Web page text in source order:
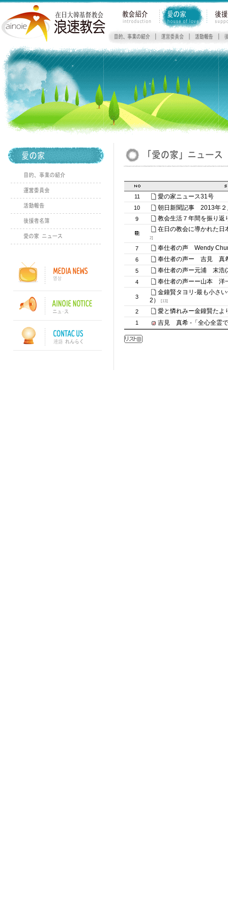
11 愛の家ニュース31号
10 朝日新聞記事 2013年
9
教会生活７年間を振り返
在日の教会に導かれた
2]
7 奉仕者の声 Wendy
6 奉仕者の声ー 吉見 真
5 奉仕者の声ー元浦 末浩
4 奉仕者の声ーー山本 洋
3
金鐘賢タヨリ-最も小さ
2）
[13]
2 愛と憐れみー金鐘賢たよ
1 吉見 真希 -「全心全霊